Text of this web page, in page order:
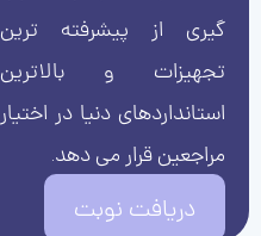
گیری از پیشرفته ترین
تجهیزات و بالاترین
استانداردهای دنیا در اختیار
مراجعین قرار می دهد.
دریافت نوبت